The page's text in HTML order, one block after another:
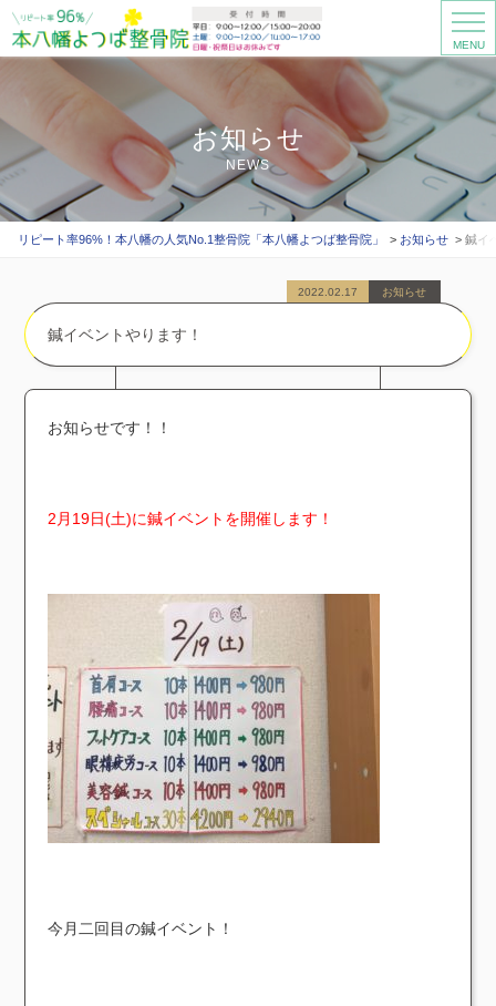
MENU
お知らせ
NEWS
リピート率96%！本八幡の人気No.1整骨院「本八幡よつば整骨院」 お知らせ 鍼イ
鍼イベントやります！
2022.02.17 お知らせ
お知らせです！！
2月19日(土)に鍼イベントを開催します！
今月二回目の鍼イベント！